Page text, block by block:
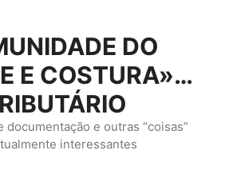
DO
E COSTURA»…
documentação e outras “coisas”
interessantes